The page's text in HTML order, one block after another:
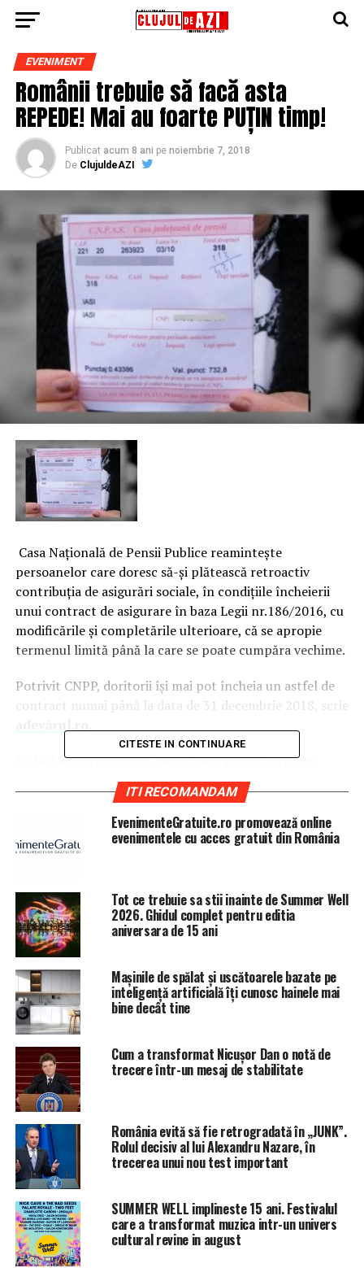
EVENIMENT
Românii trebuie să facă asta
REPEDE! Mai au foarte PUȚIN timp!
Publicat acum 8 ani pe noiembrie 7, 2018
De ClujuldeAZI
Casa Naţională de Pensii Publice reaminteşte
persoanelor care doresc să-şi plătească retroactiv
contribuţia de asigurări sociale, în condiţiile încheierii
unui contract de asigurare în baza Legii nr.186/2016, cu
modificările şi completările ulterioare, că se apropie
termenul limită până la care se poate cumpăra vechime.
Potrivit CNPP, doritorii îşi mai pot încheia un astfel de
contract numai până la data de 31 decembrie 2018, scrie
De la data intrării în vigoare a Legii nr.186/2016, cu
modificările şi completările ulterioare, până la finalul
lunii septembrie 2018 au fost încheiate 39.341
contracte de asigurare socială pentru care casele
teritoriale de pensii au încasat suma de 221.981.718 lei.
cumpere 5 ani de vechime trebuiau să plătească
aproximativ 15.500 lei în contul contribuţiilor pentru
pensii.
Condiţiile şi procedura încheierii contractelor de
asigurare rămân neschimbate.
ARTICOLE PE ACEIASI TEMA:
URMATORUL
Florin Busuioc a fost dus de urgență la spital! Actorul ar
fi suferit un stop cardio-respirator în timpul unui
spectacol
NU RATATI
Florin Busuioc a fost operat! Care este starea lui de
sănătate. Detalii de ultimă oră. Reacția lui Raed Arafat
CITESTE IN CONTINUARE
ITI RECOMANDAM
EvenimenteGratuite.ro promovează online
evenimentele cu acces gratuit din România
Tot ce trebuie sa stii inainte de Summer Well
2026. Ghidul complet pentru editia
aniversara de 15 ani
Mașinile de spălat și uscătoarele bazate pe
inteligență artificială îți cunosc hainele mai
bine decât tine
Cum a transformat Nicușor Dan o notă de
trecere într-un mesaj de stabilitate
România evită să fie retrogradată în „JUNK”.
Rolul decisiv al lui Alexandru Nazare, în
trecerea unui nou test important
SUMMER WELL implineste 15 ani. Festivalul
care a transformat muzica intr-un univers
cultural revine in august